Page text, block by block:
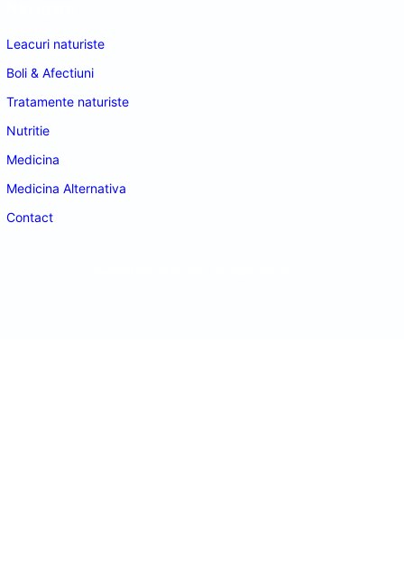
Leacuri naturiste
Boli & Afectiuni
Tratamente naturiste
Nutritie
Medicina
Medicina Alternativa
Contact